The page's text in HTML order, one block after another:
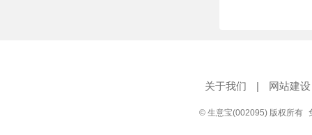
关于我们 | 网站建设
© 生意宝(002095) 版权所有